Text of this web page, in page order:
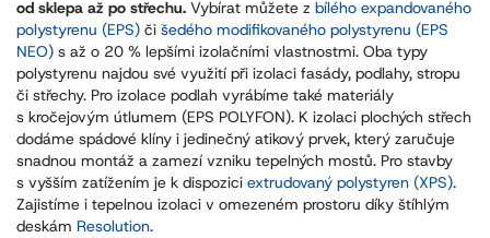
od sklepa až po střechu. Vybírat můžete z bílého expandovaného
polystyrenu (EPS) či šedého modifikovaného polystyrenu (EPS
NEO) s až o 20 % lepšími izolačními vlastnostmi. Oba typy
polystyrenu najdou své využití při izolaci fasády, podlahy, stropu
či střechy. Pro izolace podlah vyrábíme také materiály
s kročejovým útlumem (EPS POLYFON). K izolaci plochých střech
dodáme spádové klíny i jedinečný atikový prvek, který zaručuje
snadnou montáž a zamezí vzniku tepelných mostů. Pro stavby
s vyšším zatížením je k dispozici extrudovaný polystyren (XPS).
Zajistíme i tepelnou izolaci v omezeném prostoru díky štíhlým
deskám Resolution.